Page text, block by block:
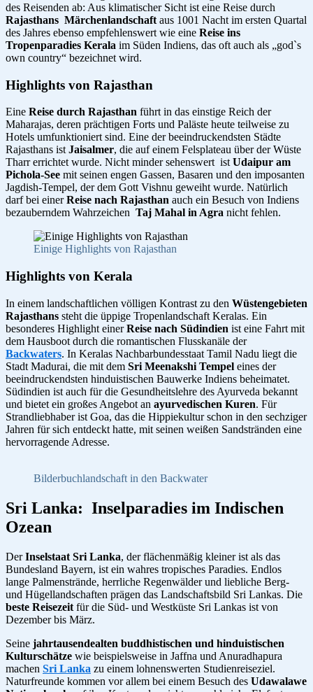
des Reisenden ab: Aus klimatischer Sicht ist eine Reise durch
Rajasthans Märchenlandschaft aus 1001 Nacht im ersten Quartal
des Jahres ebenso empfehlenswert wie eine Reise ins
Tropenparadies Kerala im Süden Indiens, das oft auch als „god`s
own country“ bezeichnet wird.
Highlights von Rajasthan
Eine Reise durch Rajasthan führt in das einstige Reich der
Maharajas, deren prächtigen Forts und Paläste heute teilweise zu
Hotels umfunktioniert sind. Eine der beeindruckendsten Städte
Rajasthans ist Jaisalmer, die auf einem Felsplateau über der Wüste
Tharr errichtet wurde. Nicht minder sehenswert ist Udaipur am
Pichola-See mit seinen engen Gassen, Basaren und den imposanten
Jagdish-Tempel, der dem Gott Vishnu geweiht wurde. Natürlich
darf bei einerReise nach Rajasthan auch ein Besuch von Indiens
bezauberndem Wahrzeichen Taj Mahal in Agra nicht fehlen.
Einige Highlights von Rajasthan
Highlights von Kerala
In einem landschaftlichen völligen Kontrast zu den Wüstengebieten
Rajasthans steht die üppige Tropenlandschaft Keralas. Ein
besonderes Highlight einerReise nach Südindien ist eine Fahrt mit
dem Hausboot durch die romantischen Flusskanäle der
Backwaters. In Keralas Nachbarbundesstaat Tamil Nadu liegt die
Stadt Madurai, die mit dem Sri Meenakshi Tempel eines der
beeindruckendsten hinduistischen Bauwerke Indiens beheimatet.
Südindien ist auch für die Gesundheitslehre des Ayurveda bekannt
und bietet ein großes Angebot an ayurvedischen Kuren. Für
Strandliebhaber ist Goa, das die Hippiekultur schon in den sechziger
Jahren für sich entdeckt hatte, mit seinen weißen Sandstränden eine
hervorragende Adresse.
Bilderbuchlandschaft in den Backwater
Sri Lanka: Inselparadies im Indischen
Ozean
DerInselstaat Sri Lanka, der flächenmäßig kleiner ist als das
Bundesland Bayern, ist ein wahres tropisches Paradies. Endlos
lange Palmenstrände, herrliche Regenwälder und liebliche Berg-
und Hügellandschaften prägen das Landschaftsbild Sri Lankas. Die
beste Reisezeit für die Süd- und Westküste Sri Lankas ist von
Dezember bis März.
Seine jahrtausendealten buddhistischen und hinduistischen
Kulturschätze wie beispielsweise in Jaffna und Anuradhapura
machen Sri Lanka zu einem lohnenswerten Studienreiseziel.
Naturfreunde kommen vor allem bei einem Besuch des Udawalawe